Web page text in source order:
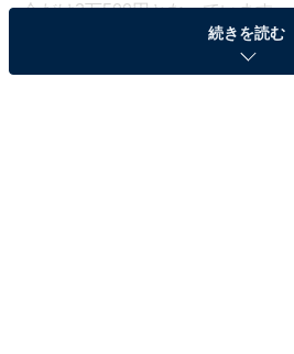
今だけ2万500円となっています。
そのほかにも注目の商品がライン
続きを読む